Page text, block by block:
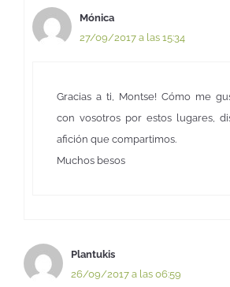
Mónica
27/09/2017 a las 15:34
Gracias a ti, Montse! Cómo me
con vosotros por estos lugares,
afición que compartimos.
Muchos besos
Plantukis
26/09/2017 a las 06:59